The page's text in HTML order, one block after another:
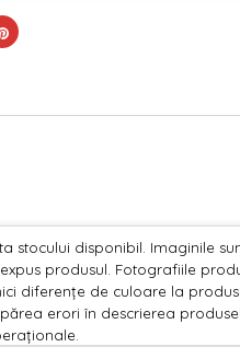
stocului disponibil. Imaginile
produsul. Fotografiile
diferențe de culoare la
erori în descrierea